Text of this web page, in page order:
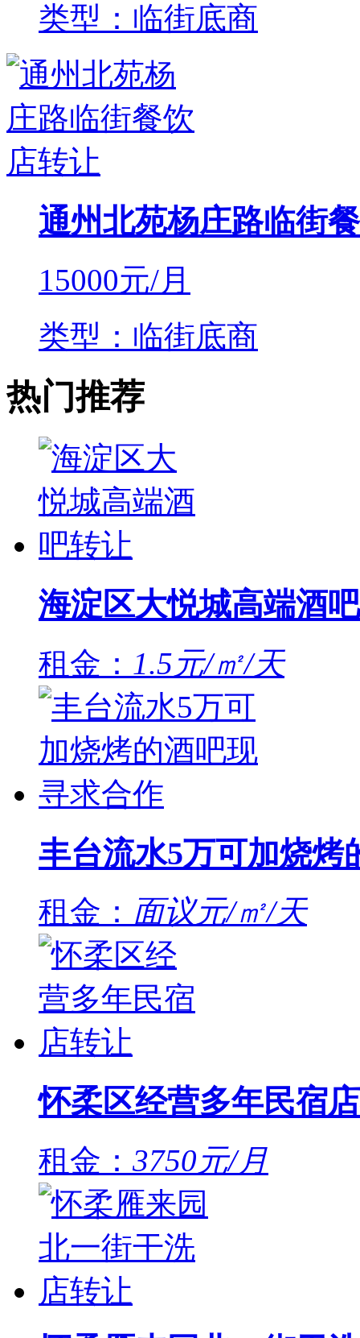
类型：临街底商
通州北苑杨庄路临街
15000元/月
类型：临街底商
热门推荐
海淀区大悦城高端酒
租金： 1.5元/㎡/天
丰台流水5万可加烧烤
租金： 面议元/㎡/天
怀柔区经营多年民宿
租金： 3750元/月